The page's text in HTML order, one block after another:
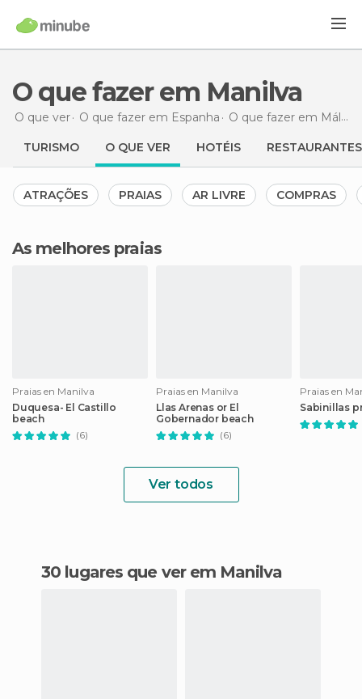
O que fazer em Manilva
O que ver O que fazer em Espanha O que fazer em Málaga
TURISMO O QUE VER HOTÉIS RESTAURANTES
ATRAÇÕES PRAIAS AR LIVRE COMPRAS
As melhores praias
Praias en Manilva
Duquesa- El Castillo
beach
(6)
Praias en Manilva
Llas Arenas or El
Gobernador beach
(6)
Praias en
Sabinillas
Ver todos
30 lugares que ver em Manilva